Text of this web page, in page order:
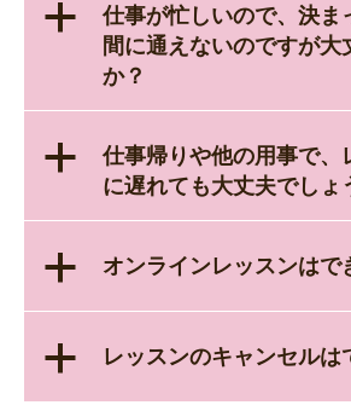
a
仕事が忙しいので、決ま
間に通えないのですが大
か？
a
仕事帰りや他の用事で、
に遅れても大丈夫でしょ
a オンラインレッスンはで
a レッスンのキャンセルは